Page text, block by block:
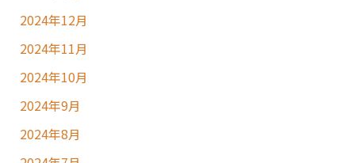
2024年12月
2024年11月
2024年10月
2024年9月
2024年8月